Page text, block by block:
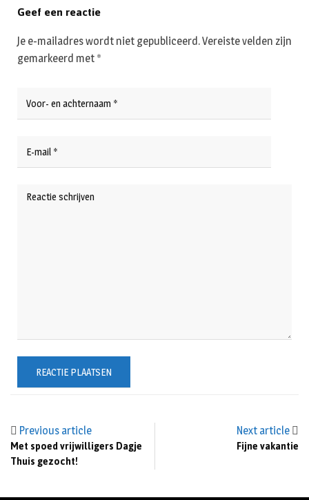
Previous article
Met spoed vrijwilligers Dagje
Thuis gezocht!
Next article
Fijne vakantie
Geef een reactie
Je e-mailadres wordt niet gepubliceerd.Vereiste velden zijn
gemarkeerd met *